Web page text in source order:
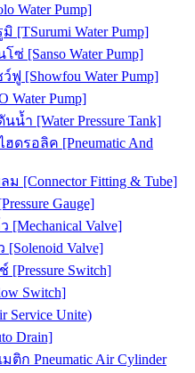
Water Pump]
[TSurumi Water Pump]
[Sanso Water Pump]
[Showfou Water Pump]
Water Pump]
ำ [Water Pressure Tank]
รอลิค [Pneumatic And
[Connector Fitting & Tube]
Gauge]
Valve]
Valve]
[Pressure Switch]
Switch]
Unite)
Drain]
ติก Pneumatic Air Cylinder